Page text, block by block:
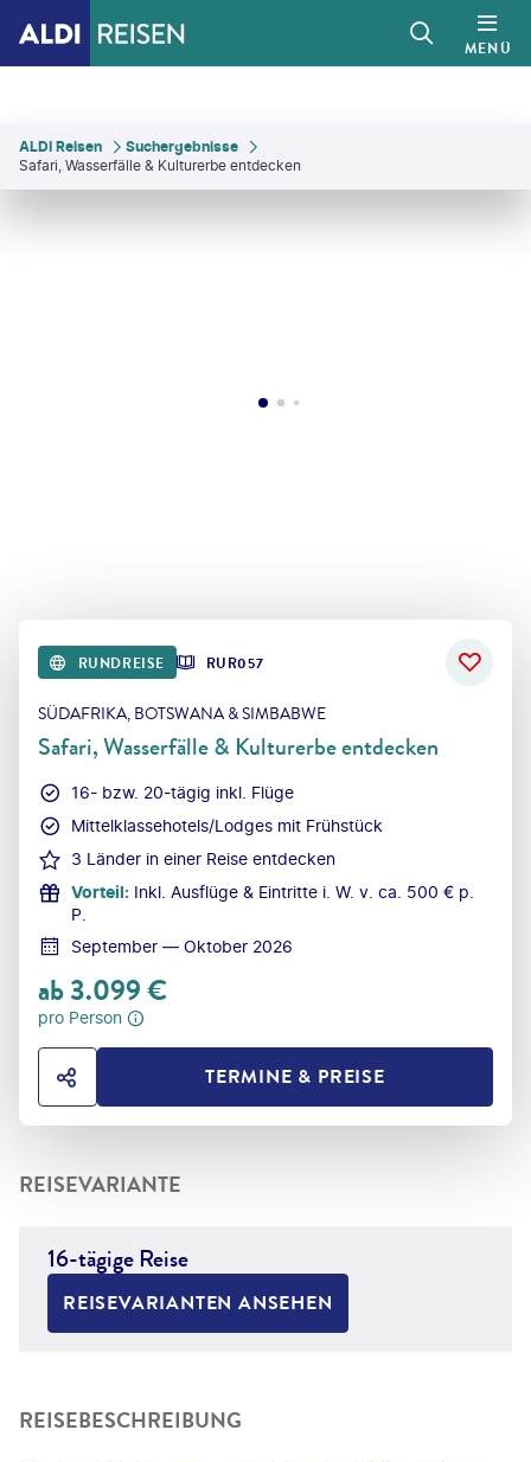
MENÜ
ALDI Reisen
Suchergebnisse
Safari, Wasserfälle & Kulturerbe entdecken
RUNDREISE RUR057
SÜDAFRIKA, BOTSWANA & SIMBABWE
Safari, Wasserfälle & Kulturerbe entdecken
16- bzw. 20-tägig inkl. Flüge
Mittelklassehotels/Lodges mit Frühstück
3 Länder in einer Reise entdecken
Vorteil: Inkl. Ausflüge & Eintritte i. W. v. ca. 500 € p.
P.
September — Oktober 2026
ab3.099€
pro Person
HOTEL TEILENTERMINE & PREISE
REISEVARIANTE
16-tägige Reise
REISEVARIANTEN ANSEHEN
REISEBESCHREIBUNG